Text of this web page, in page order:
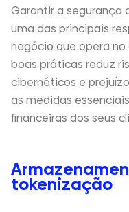
Garantir a segurança
uma das principais
negócio que opera
boas práticas reduz
cibernéticos e
as medidas
financeiras dos seus
tokenização